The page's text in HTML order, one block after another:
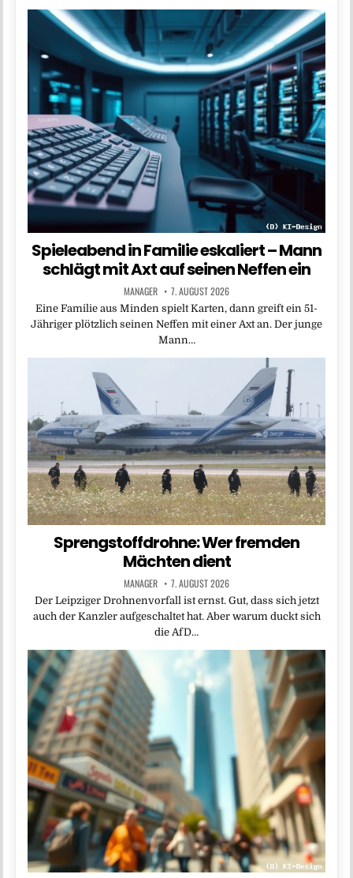
Spieleabend in Familie eskaliert – Mann
schlägt mit Axt auf seinen Neffen ein
MANAGER 7. AUGUST 2026
Eine Familie aus Minden spielt Karten, dann greift ein 51-
Jähriger plötzlich seinen Neffen mit einer Axt an. Der junge
Mann…
Sprengstoffdrohne: Wer fremden
Mächten dient
MANAGER 7. AUGUST 2026
Der Leipziger Drohnenvorfall ist ernst. Gut, dass sich jetzt
auch der Kanzler aufgeschaltet hat. Aber warum duckt sich
die AfD…